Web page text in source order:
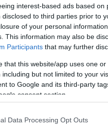
interest-based ads based
disclosed to third parties prior to
of your personal
This information may also be
Participants that may further
that this website/app uses one
including but not limited to your
to Google and its third-party
consent section.
Data Processing Opt Outs